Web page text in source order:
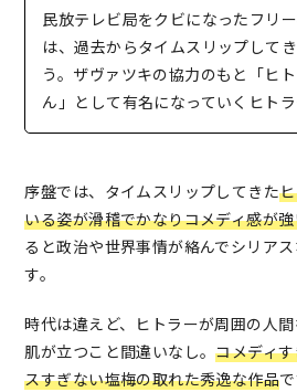
民放テレビ局をクビになったフリ
は、過去からタイムスリップして
う。ザヴァツキの協力のもと「ヒ
ん」として有名になっていくヒト
序盤では、タイムスリップしてきた
いる姿が滑稽でかなりコメディ感が
ると政治や世界事情が絡んでシリア
す。
時代は違えど、ヒトラーが周囲の人
肌が立つこと間違いなし。コメディ
スすぎない塩梅の取れた秀逸な作品